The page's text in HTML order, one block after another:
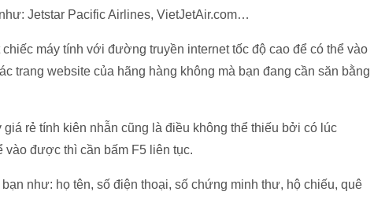
Jetstar Pacific Airlines, VietJetAir.com…
máy tính với đường truyền internet tốc độ cao để có thể vào
trang website của hãng hàng không mà bạn đang cần săn bằng
rẻ tính kiên nhẫn cũng là điều không thể thiếu bởi có lúc
vào được thì cần bấm F5 liên tục.
như: họ tên, số điện thoại, số chứng minh thư, hộ chiếu, quê